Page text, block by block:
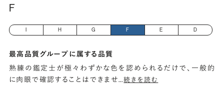
F
H G F E D
最高品質グループに属する品質
熟練の鑑定士が極々わずかな色を認められるだけで、一般的
に肉眼で確認することはできませ…続きを読む